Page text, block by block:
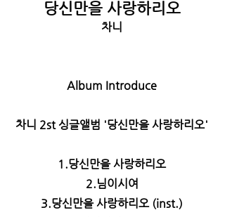
당신만을 사랑하리오
차니
Album Introduce
차니 2st 싱글앨범 '당신만을 사랑하리오'
1.당신만을 사랑하리오
2.님이시여
3.당신만을 사랑하리오 (inst.)